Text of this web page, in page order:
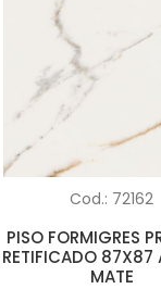
Cod.: 72162
PISO FORMIGRES
RETIFICADO 87X87
MATE